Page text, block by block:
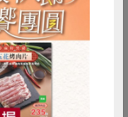
減硝酸鹽